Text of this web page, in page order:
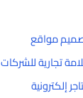
مواقع
تجارية للشركات
إلكترونية